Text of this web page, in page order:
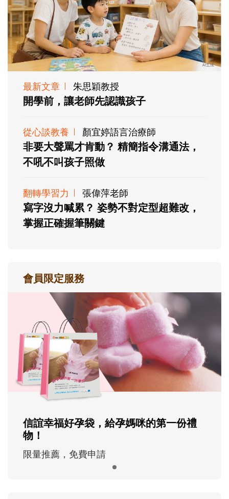
最新文章 朱思穎教授
開學前，讓老師先認識孩子
從心談教養 顏宜婷語言治療師
非要大聲罵才肯動？ 精簡指令溝通法，
不吼不叫孩子照做
翻轉學習力 張偉萍老師
寫字沒力喊累？ 姿勢不對定型超難改，
掌握正確握筆關鍵
會員限定服務
信誼幸福好孕袋，給孕媽咪的第一份禮
物！
限量推薦，免費申請